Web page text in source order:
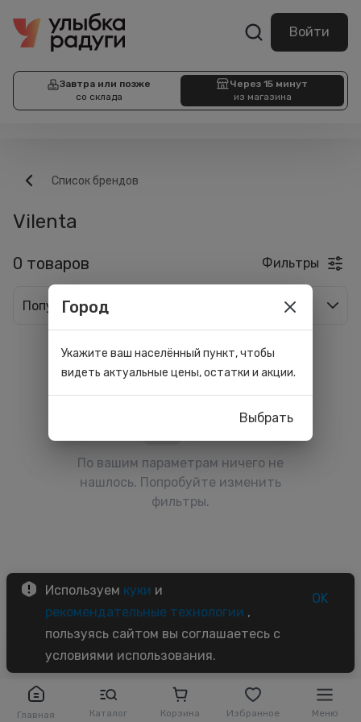
Войти
Завтра или позже
со склада
Через 15 минут
из магазина
Главная Каталог Корзина Избранное Меню
Список брендов
Vilenta
0 товаров Фильтры
Популярные
По вашим параметрам ничего не
нашлось. Попробуйте изменить
фильтры.
Используем куки и
рекомендательные технологии ,
пользуясь сайтом вы соглашаетесь с
условиями использования.
OK
Город
Укажите ваш населённый пункт, чтобы
видеть актуальные цены, остатки и акции.
Выбрать